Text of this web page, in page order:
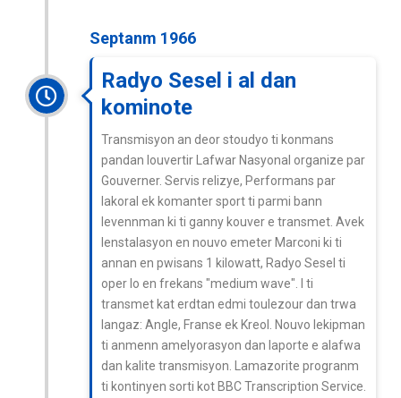
Septanm 1966
Radyo Sesel i al dan
kominote
Transmisyon an deor stoudyo ti konmans
pandan louvertir Lafwar Nasyonal organize par
Gouverner. Servis relizye, Performans par
lakoral ek komanter sport ti parmi bann
levennman ki ti ganny kouver e transmet. Avek
lenstalasyon en nouvo emeter Marconi ki ti
annan en pwisans 1 kilowatt, Radyo Sesel ti
oper lo en frekans "medium wave". I ti
transmet kat erdtan edmi toulezour dan trwa
langaz: Angle, Franse ek Kreol. Nouvo lekipman
ti anmenn amelyorasyon dan laporte e alafwa
dan kalite transmisyon. Lamazorite progranm
ti kontinyen sorti kot BBC Transcription Service.